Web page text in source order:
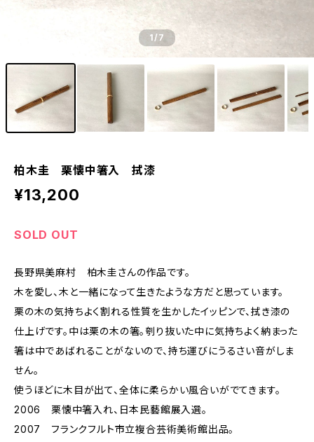
1/7
柏木圭 栗懐中箸入 拭漆
¥13,200
SOLD OUT
長野県美麻村 柏木圭さんの作品です。
木を愛し、木と一緒になって生きたような方だと思っています。
栗の木の気持ちよく割れる性質を生かしたイッピンで、拭き漆の
仕上げです。中は栗の木の箸。刳り抜いた中に気持ちよく納まった
箸は中であばれることがないので、持ち運びにうるさい音がしま
せん。
使うほどに木目が出て、全体に柔らかい風合いがでてきます。
2006 栗懐中箸入れ、日本民藝館展入選。
2007 フランクフルト市立複合芸術美術館出品。